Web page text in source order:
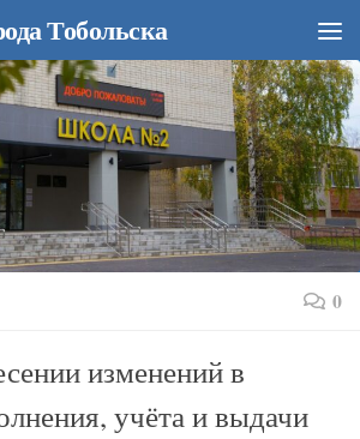
Тобольска
0
изменений в
учёта и выдачи